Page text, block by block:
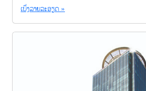
ເບິ່ງລາຍລະອຽດ »